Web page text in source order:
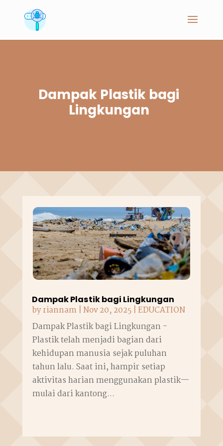
Dampak Plastik bagi
Lingkungan
Dampak Plastik bagi Lingkungan
byriannam|Nov 20, 2025| EDUCATION
Dampak Plastik bagi Lingkungan -
Plastik telah menjadi bagian dari
kehidupan manusia sejak puluhan
tahun lalu. Saat ini, hampir setiap
aktivitas harian menggunakan plastik—
mulai dari kantong...